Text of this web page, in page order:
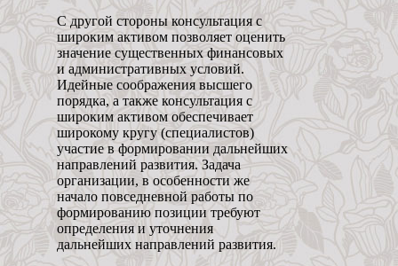
С другой стороны консультация с
широким активом позволяет оценить
значение существенных финансовых
и административных условий.
Идейные соображения высшего
порядка, а также консультация с
широким активом обеспечивает
широкому кругу (специалистов)
участие в формировании дальнейших
направлений развития. Задача
организации, в особенности же
начало повседневной работы по
формированию позиции требуют
определения и уточнения
дальнейших направлений развития.